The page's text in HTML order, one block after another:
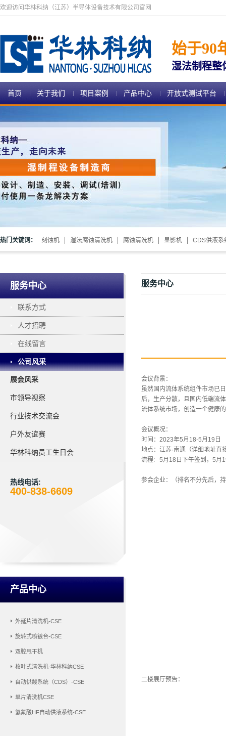
欢迎访问华林科纳（江苏）半导体设备技术有限公司官网
始于90
湿法制程整
首页 关于我们 项目案例 产品中心 开放式测试平台
热门关键词： 刻蚀机 湿法腐蚀清洗机 腐蚀清洗机 显影机 CDS供液系
服务中心
联系方式
人才招聘
在线留言
公司风采
展会风采
市领导视察
行业技术交流会
户外友谊赛
华林科纳员工生日会
热线电话:
400-838-6609
产品中心
外延片清洗机-CSE
旋转式喷镀台-CSE
双腔甩干机
枚叶式清洗机-华林科纳CSE
自动供酸系统（CDS）-CSE
单片清洗机CSE
氢氟酸HF自动供液系统-CSE
服务中心
会议背景：
虽然国内流体系统组件市场已
后，生产分散，且国内低端流
流体系统市场，创造一个健康
会议概况：
时间：2023年5月18-5月19日
地点：江苏·南通（详细地址直
流程: 5月18日下午签到，5月
参会企业：（排名不分先后，
二楼展厅预告：